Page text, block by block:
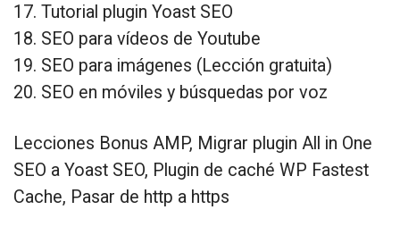
17. Tutorial plugin Yoast SEO
18. SEO para vídeos de Youtube
19. SEO para imágenes (Lección gratuita)
20. SEO en móviles y búsquedas por voz
Lecciones Bonus AMP, Migrar plugin All in One
SEO a Yoast SEO, Plugin de caché WP Fastest
Cache, Pasar de http a https